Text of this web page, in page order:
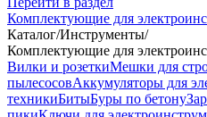
Комплектующие для
Каталог/Инструменты/
Комплектующие для
Вилки и розеткиМешки для
пылесосовАккумуляторы для
техникиБитыБуры по бетону